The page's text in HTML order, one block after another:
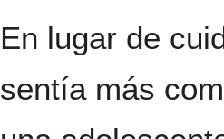
En lugar de
sentía más